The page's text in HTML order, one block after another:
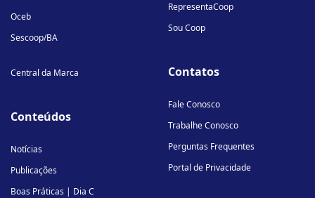
Oceb
Sescoop/BA
Central da Marca
Conteúdos
Notícias
Publicações
Boas Práticas | Dia C
RepresentaCoop
Sou Coop
Contatos
Fale Conosco
Trabalhe Conosco
Perguntas Frequentes
Portal de Privacidade